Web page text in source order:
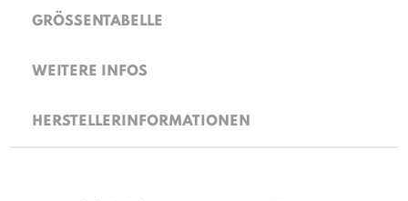
GRÖSSENTABELLE
WEITERE INFOS
HERSTELLERINFORMATIONEN